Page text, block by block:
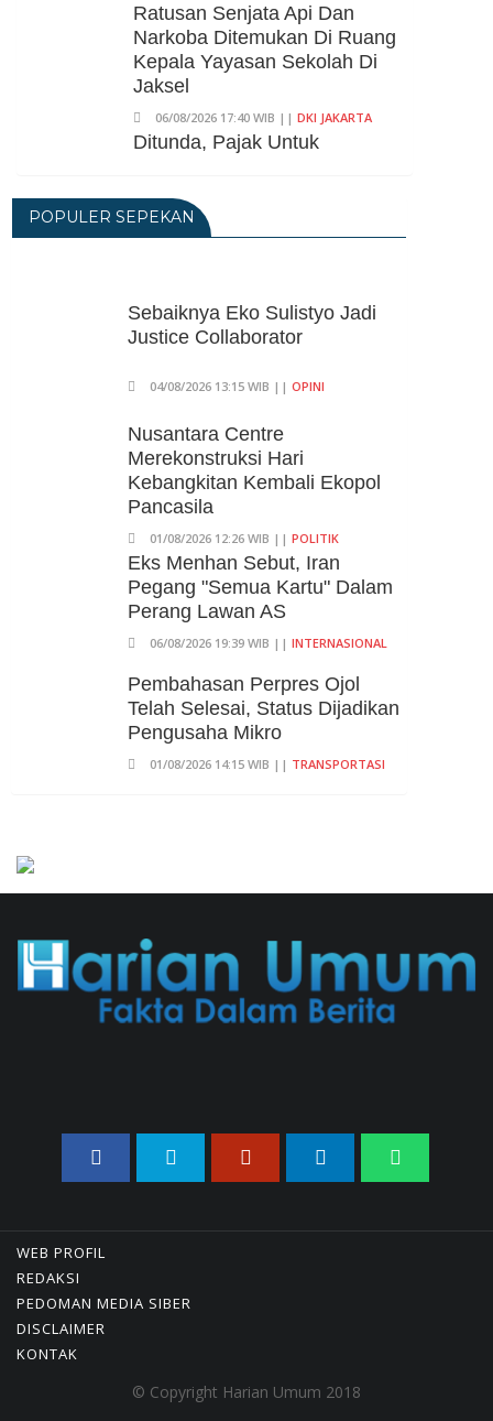
Ratusan Senjata Api Dan
Narkoba Ditemukan Di Ruang
Kepala Yayasan Sekolah Di
Jaksel
06/08/2026 17:40 WIB || DKI JAKARTA
Ditunda, Pajak Untuk
06/08/2026 14:23 WIB ||
Rugi Rp 206 Juta
06/08/2026 12:28 WIB ||HUKUM
KPK Ungkap Pejabat
Dollar Singapura Dari Bupati
Kuansing
05/08/2026 20:37 WIB ||HUKUM
POPULER SEPEKAN
Sebaiknya Eko Sulistyo Jadi
Justice Collaborator
04/08/2026 13:15 WIB || OPINI
Nusantara Centre
Merekonstruksi Hari
Kebangkitan Kembali Ekopol
Pancasila
01/08/2026 12:26 WIB || POLITIK
Eks Menhan Sebut, Iran
Pegang "Semua Kartu" Dalam
Perang Lawan AS
06/08/2026 19:39 WIB || INTERNASIONAL
Pembahasan Perpres Ojol
Telah Selesai, Status Dijadikan
Pengusaha Mikro
01/08/2026 14:15 WIB || TRANSPORTASI
Ditolak, Gagal Dapat Ganti
Rugi Rp 206 Juta
06/08/2026 12:28 WIB ||HUKUM
04/08/2026 22:54 WIB || MAKRO/MIKRO
Eksepsinya Diterima Hakim,
Jenderal Dudung Pimpin
WEB PROFIL
REDAKSI
PEDOMAN MEDIA SIBER
DISCLAIMER
KONTAK
© Copyright Harian Umum 2018